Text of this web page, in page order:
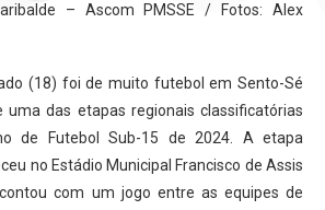
– Ascom PMSSE / Fotos: Alex
(18) foi de muito futebol em Sento-Sé
uma das etapas regionais classificatórias
de Futebol Sub-15 de 2024. A etapa
no Estádio Municipal Francisco de Assis
contou com um jogo entre as equipes de